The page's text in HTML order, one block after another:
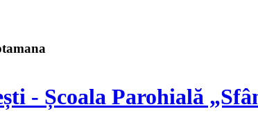
- Școala Parohială